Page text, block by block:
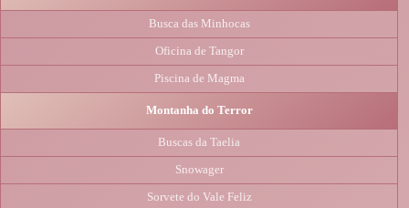
Busca das Minhocas
Oficina de Tangor
Piscina de Magma
Montanha do Terror
Buscas da Taelia
Snowager
Sorvete do Vale Feliz